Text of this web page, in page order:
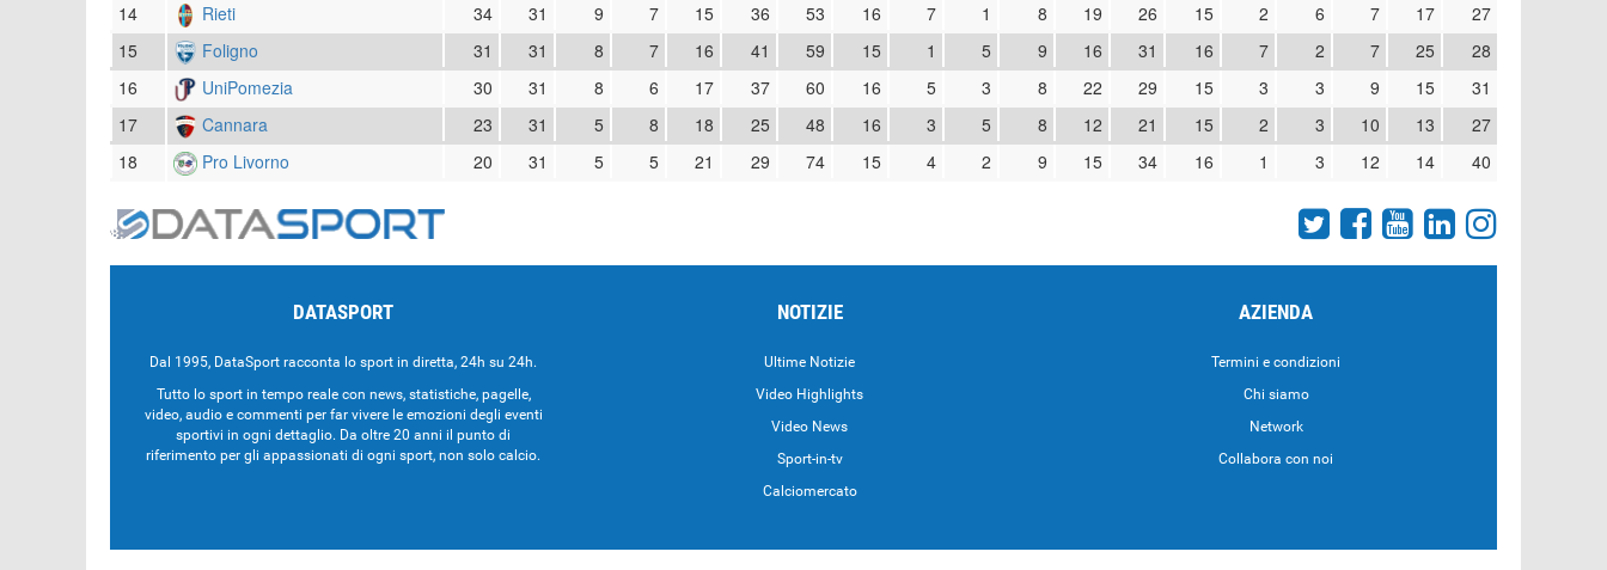
14
Rieti 34 31 9 7 15 36 53 16 7 1 8 19 26 15 2 6 7 17
27
15
Foligno 31 31 8 7 16 41 59 15 1 5 9 16 31 16 7 2 7 25
28
16
UniPomezia 30 31 8 6 17 37 60 16 5 3 8 22 29 15 3 3 9 15
31
17
Cannara 23 31 5 8 18 25 48 16 3 5 8 12 21 15 2 3 10 13
27
18
Pro Livorno 20 31 5 5 21 29 74 15 4 2 9 15 34 16 1 3 12 14 40
DATASPORT
Dal 1995, DataSport racconta lo sport in diretta, 24h su 24h.
Tutto lo sport in tempo reale con news, statistiche, pagelle,
video, audio e commenti per far vivere le emozioni degli eventi
sportivi in ogni dettaglio. Da oltre 20 anni il punto di
riferimento per gli appassionati di ogni sport, non solo calcio.
NOTIZIE
Ultime Notizie
Video Highlights
Video News
Sport-in-tv
Calciomercato
AZIENDA
Termini e condizioni
Chi siamo
Network
Collabora con noi